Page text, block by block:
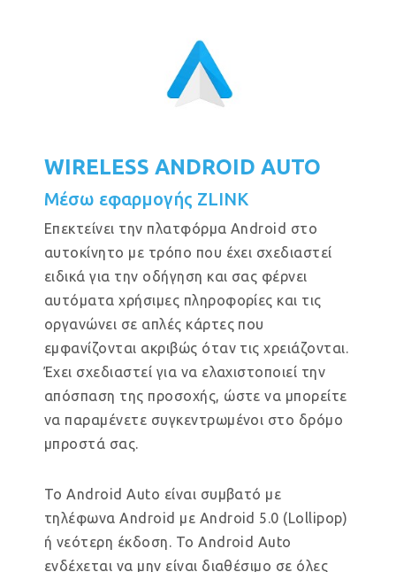
WIRELESS ANDROID AUTO
Μέσω εφαρμογής ZLINK
Επεκτείνει την πλατφόρμα Android στο
αυτοκίνητο με τρόπο που έχει σχεδιαστεί
ειδικά για την οδήγηση και σας φέρνει
αυτόματα χρήσιμες πληροφορίες και τις
οργανώνει σε απλές κάρτες που
εμφανίζονται ακριβώς όταν τις χρειάζονται.
Έχει σχεδιαστεί για να ελαχιστοποιεί την
απόσπαση της προσοχής, ώστε να μπορείτε
να παραμένετε συγκεντρωμένοι στο δρόμο
μπροστά σας.
Το Android Auto είναι συμβατό με
τηλέφωνα Android με Android 5.0 (Lollipop)
ή νεότερη έκδοση. Το Android Auto
ενδέχεται να μην είναι διαθέσιμο σε όλες